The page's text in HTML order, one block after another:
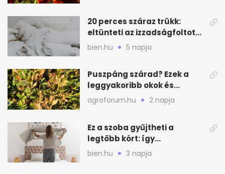
20 perces száraz trükk:
eltünteti az izzadságfoltot
és a szagot a matracról
bien.hu 5 napja
Puszpáng szárad? Ezek a
leggyakoribb okok és
teendők
agroforum.hu 2 napja
Ez a szoba gyűjtheti a
legtöbb kórt: így
mélytisztítsd otthon
bien.hu 3 napja